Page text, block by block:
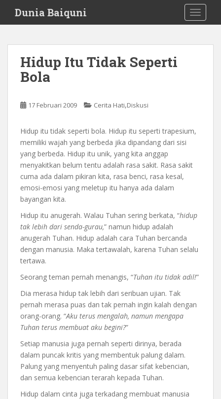
i
Dunia Baiquni
Hidup Itu Tidak Seperti
Bola
17 Februari 2009 Cerita Hati,Diskusi
Hidup itu tidak seperti bola. Hidup itu seperti trapesium,
memiliki wajah yang berbeda jika dipandang dari sisi
yang berbeda. Hidup itu unik, yang kita anggap
menyakitkan belum tentu adalah rasa sakit. Rasa sakit
cuma ada dalam pikiran kita, rasa benci, rasa kesal,
emosi-emosi yang meletup itu hanya ada dalam
bayangan kita.
Hidup itu anugerah. Walau Tuhan sering berkata, “hidup
tak lebih dari senda-gurau,” namun hidup adalah
anugerah Tuhan. Hidup adalah cara Tuhan bercanda
dengan manusia. Maka tertawalah, karena Tuhan selalu
tertawa.
Seorang teman pernah menangis, “Tuhan itu tidak adil!”
Dia merasa hidup tak lebih dari seribuan ujian. Tak
pernah merasa puas dan tak pernah ingin kalah dengan
orang-orang. “Aku terus mengalah, namun mengapa
Tuhan terus membuat aku begini?”
Setiap manusia juga pernah seperti dirinya, berada
dalam puncak kritis yang membentuk palung dalam.
Palung yang menyentuh paling dasar sifat kebencian,
dan semua kebencian terarah kepada Tuhan.
Hidup dalam cinta juga terkadang membuat manusia